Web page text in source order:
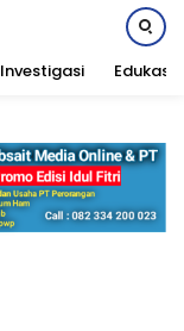
Investigasi Edukasi